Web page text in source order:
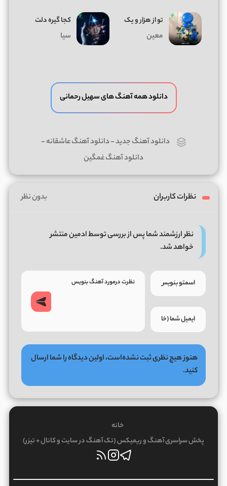
تو از هزار و یک
معین
کجا گیره دلت
سیا
دانلود همه آهنگ های سهیل رحمانی
دانلود آهنگ جدید-دانلود آهنگ عاشقانه-
دانلود آهنگ غمگین
نظرات کاربران بدون نظر
نظر ارزشمند شما پس از بررسی توسط ادمین منتشر
خواهد شد.
هنوز هیچ نظری ثبت نشده‌است، اولین دیدگاه را شما ارسال
کنید.
خانه
پخش سراسری آهنگ و ریمیکس (تک آهنگ در سایت و کانال + تیزر)